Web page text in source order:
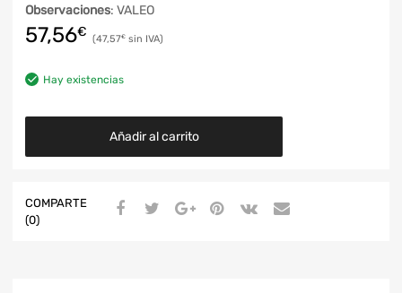
Observaciones: VALEO
57,56€ 47,57€
Hay existencias
Añadir al carrito
COMPARTE
(0)